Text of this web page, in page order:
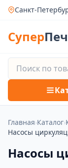
Санкт-
Супер
Главная›Каталог›
Насосы
Насосы